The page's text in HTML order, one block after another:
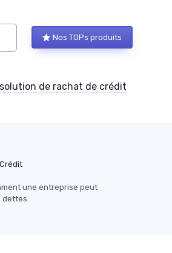
Nos TOPs produits
de rachat de crédit
une entreprise peut
dettes